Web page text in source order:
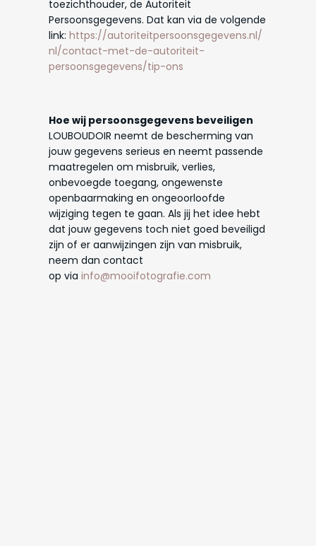
toezichthouder, de Autoriteit
Persoonsgegevens. Dat kan via de volgende
link: https://autoriteitpersoonsgegevens.nl/
nl/contact-met-de-autoriteit-
persoonsgegevens/tip-ons
Hoe wij persoonsgegevens beveiligen
LOUBOUDOIR neemt de bescherming van
jouw gegevens serieus en neemt passende
maatregelen om misbruik, verlies,
onbevoegde toegang, ongewenste
openbaarmaking en ongeoorloofde
wijziging tegen te gaan. Als jij het idee hebt
dat jouw gegevens toch niet goed beveiligd
zijn of er aanwijzingen zijn van misbruik,
neem dan contact
op via info@mooifotografie.com